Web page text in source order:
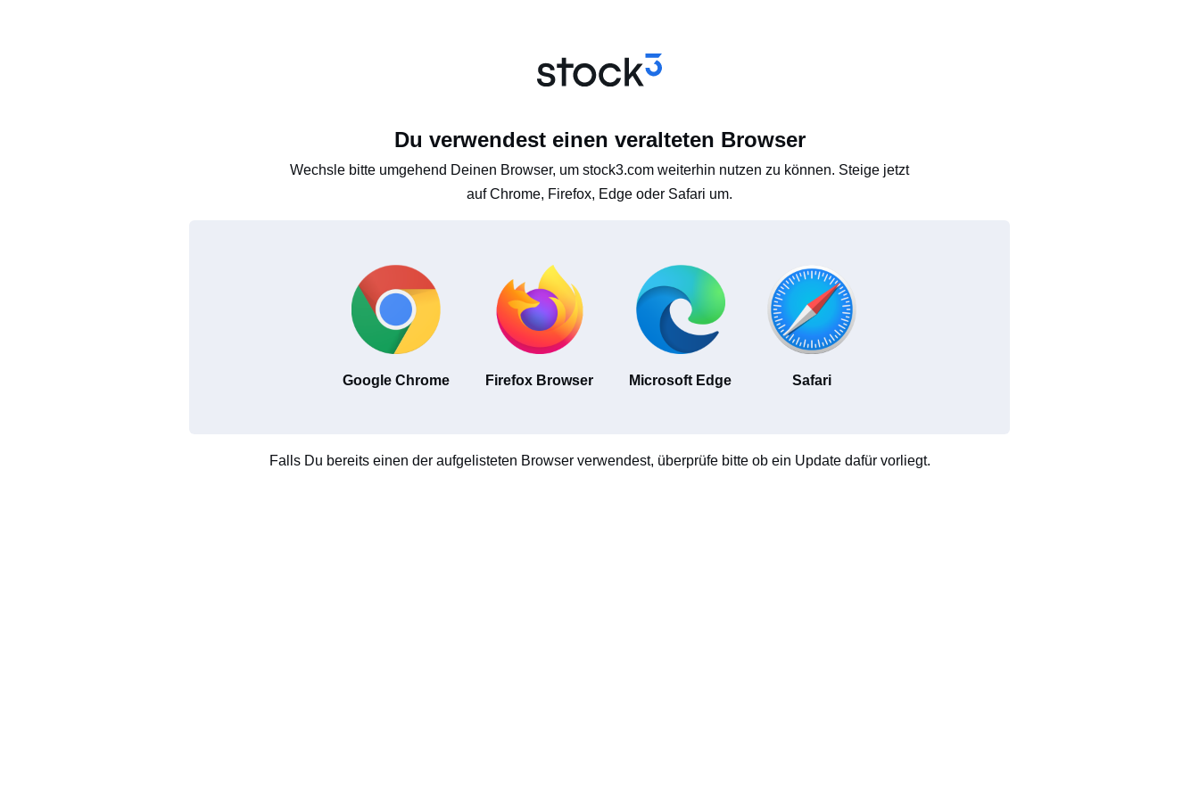
Du verwendest einen veralteten Browser
Wechsle bitte umgehend Deinen Browser, um stock3.com weiterhin nutzen zu können. Steige jetzt
auf Chrome, Firefox, Edge oder Safari um.
Google Chrome Firefox Browser Microsoft Edge Safari
Falls Du bereits einen der aufgelisteten Browser verwendest, überprüfe bitte ob ein Update dafür vorliegt.